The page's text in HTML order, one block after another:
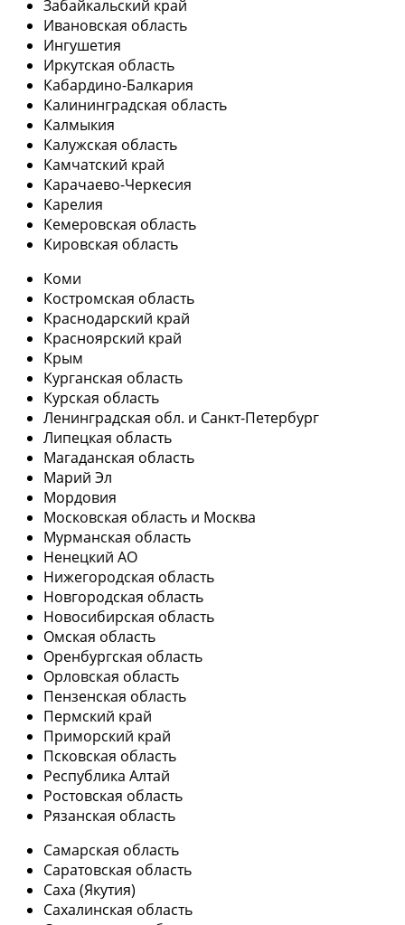
Забайкальский край
Ивановская область
Ингушетия
Иркутская область
Кабардино-Балкария
Калининградская область
Калмыкия
Калужская область
Камчатский край
Карачаево-Черкесия
Карелия
Кемеровская область
Кировская область
Коми
Костромская область
Краснодарский край
Красноярский край
Крым
Курганская область
Курская область
Ленинградская обл. и Санкт-Петербург
Липецкая область
Магаданская область
Марий Эл
Мордовия
Московская область и Москва
Мурманская область
Ненецкий АО
Нижегородская область
Новгородская область
Новосибирская область
Омская область
Оренбургская область
Орловская область
Пензенская область
Пермский край
Приморский край
Псковская область
Республика Алтай
Ростовская область
Рязанская область
Самарская область
Саратовская область
Саха (Якутия)
Сахалинская область